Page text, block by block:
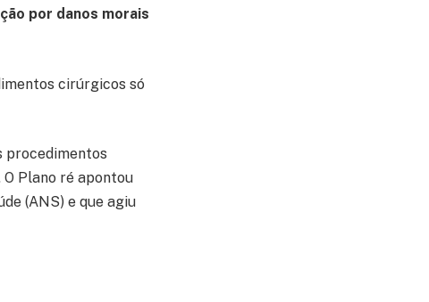
por danos morais
cirúrgicos só
procedimentos
O Plano ré apontou
(ANS) e que agiu